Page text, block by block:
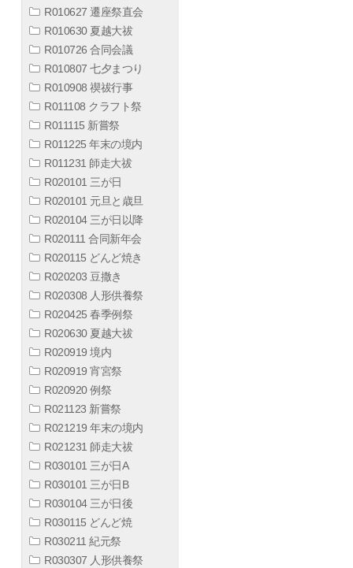
R010627 遷座祭直会
R010630 夏越大祓
R010726 合同会議
R010807 七夕まつり
R010908 禊祓行事
R011108 クラフト祭
R011115 新嘗祭
R011225 年末の境内
R011231 師走大祓
R020101 三が日
R020101 元旦と歳旦
R020104 三が日以降
R020111 合同新年会
R020115 どんど焼き
R020203 豆撒き
R020308 人形供養祭
R020425 春季例祭
R020630 夏越大祓
R020919 境内
R020919 宵宮祭
R020920 例祭
R021123 新嘗祭
R021219 年末の境内
R021231 師走大祓
R030101 三が日A
R030101 三が日B
R030104 三が日後
R030115 どんど焼
R030211 紀元祭
R030307 人形供養祭